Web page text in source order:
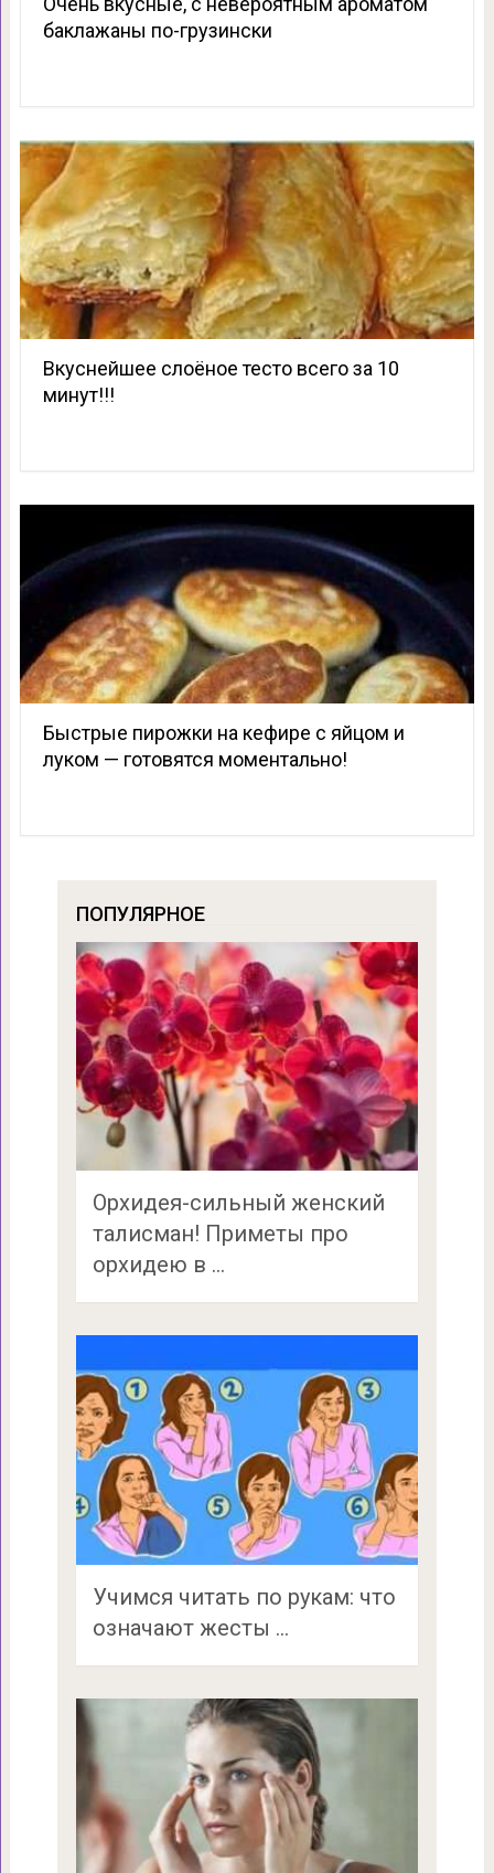
баклажаны по-грузински
Вкуснейшее слоёное тесто всего за 10
минут!!!
Быстрые пирожки на кефире с яйцом и
луком — готовятся моментально!
ПОПУЛЯРНОЕ
Орхидея-сильный женский
талисман! Приметы про
орхидею в …
Учимся читать по рукам: что
означают жесты …